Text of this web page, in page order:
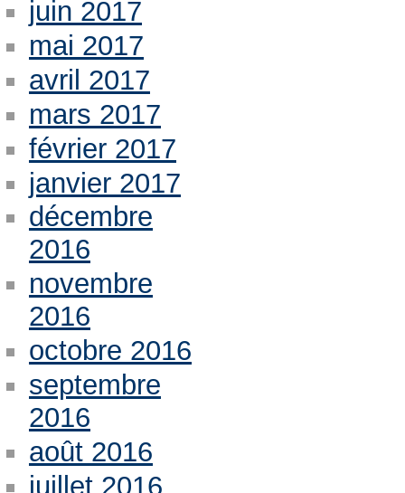
juin 2017
mai 2017
avril 2017
mars 2017
février 2017
janvier 2017
décembre
2016
novembre
2016
octobre 2016
septembre
2016
août 2016
juillet 2016